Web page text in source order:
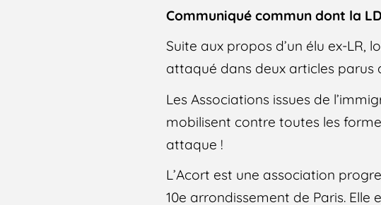
Communiqué commun dont la
Suite aux propos d’un élu ex-LR,
attaqué dans deux articles parus
Les Associations issues de
mobilisent contre toutes les
attaque !
L’Acort est une association
10e arrondissement de Paris.